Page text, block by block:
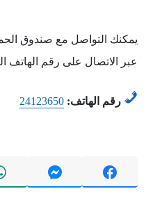
يمكنك التواصل مع صندوق
عبر الاتصال على رقم الهاتف
رقم الهاتف: 24123650